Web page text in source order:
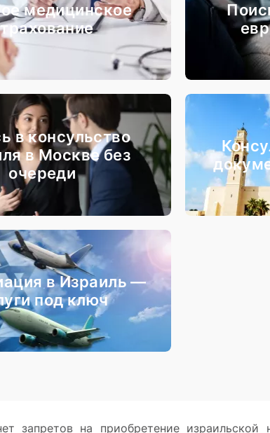
медицинское
в консульство
в Москве без
очереди
в Израиль —
под ключ
запретов на приобретение